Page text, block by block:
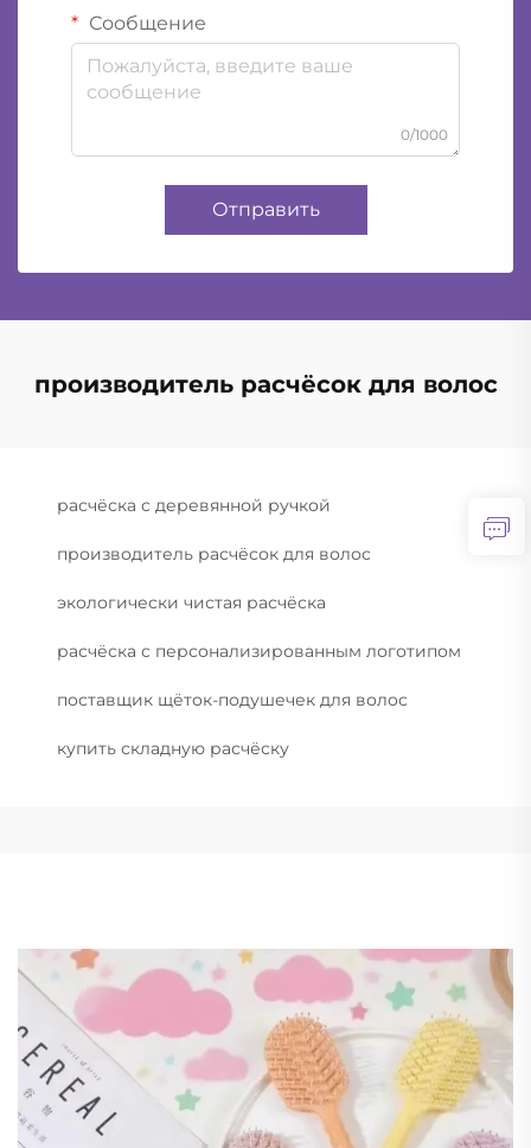
Сообщение
0/1000
Отправить
производитель расчёсок для волос
расчёска с деревянной ручкой
производитель расчёсок для волос
экологически чистая расчёска
расчёска с персонализированным логотипом
поставщик щёток-подушечек для волос
купить складную расчёску